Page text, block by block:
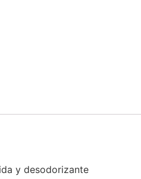
y desodorizante